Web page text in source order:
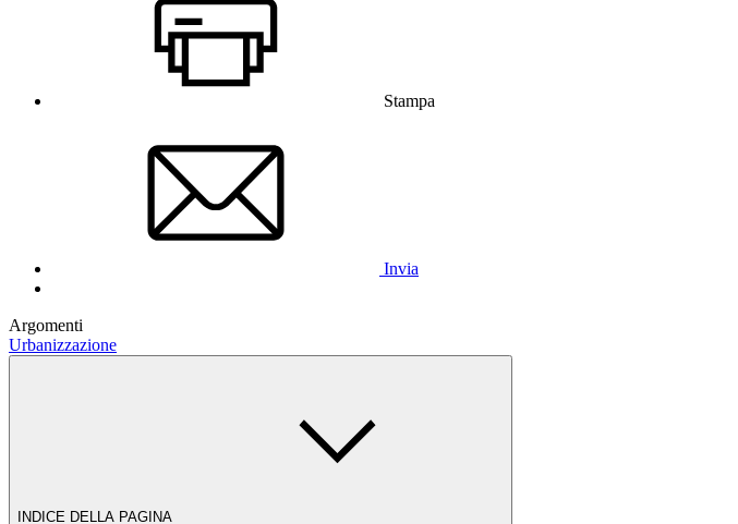
Stampa
Invia
Argomenti
Urbanizzazione
INDICE DELLA PAGINA